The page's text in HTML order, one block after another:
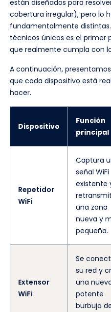
están diseñados para
cobertura irregular), pero lo
fundamentalmente
técnicos únicos es el primer
que realmente cumpla con
A continuación,
que cada dispositivo está
hacer.
Dispositivo
Función
principal
Repetidor
WiFi
Captura
señal WiFi
existente
una zona
nueva y
pequeña.
Extensor
WiFi
Se
su red y
una
potente
burbuja